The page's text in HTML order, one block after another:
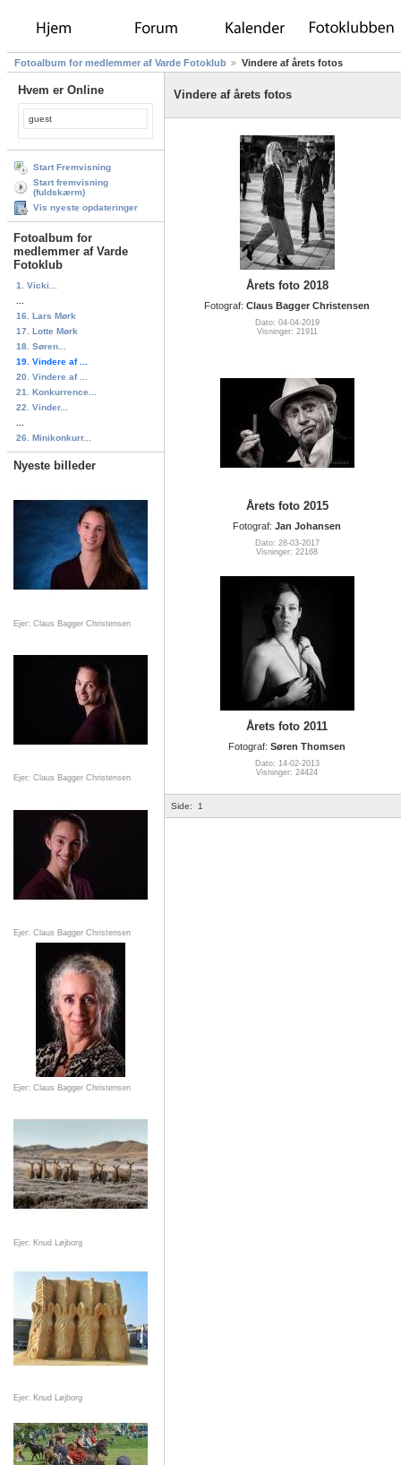
Fotoalbum for medlemmer af Varde Fotoklub Vindere af årets fotos
Hvem er Online
guest
Start Fremvisning
Start fremvisning
(fuldskærm)
Vis nyeste opdateringer
Fotoalbum for
medlemmer af Varde
Fotoklub
1. Vicki...
16. Lars Mørk
17. Lotte Mørk
18. Søren...
19. Vindere af ...
20. Vindere af ...
21. Konkurrence...
22. Vinder...
26. Minikonkurr...
Nyeste billeder
Ejer: Claus Bagger Christensen
Ejer: Claus Bagger Christensen
Ejer: Claus Bagger Christensen
Ejer: Claus Bagger Christensen
Ejer: Knud Løjborg
Ejer: Knud Løjborg
Vindere af årets fotos
Årets foto 2018
Fotograf: Claus Bagger Christensen
Dato: 04-04-2019
Visninger: 21911
Årets foto 2015
Fotograf: Jan Johansen
Dato: 28-03-2017
Visninger: 22168
Årets foto 2011
Fotograf: Søren Thomsen
Dato: 14-02-2013
Visninger: 24424
Side: 1